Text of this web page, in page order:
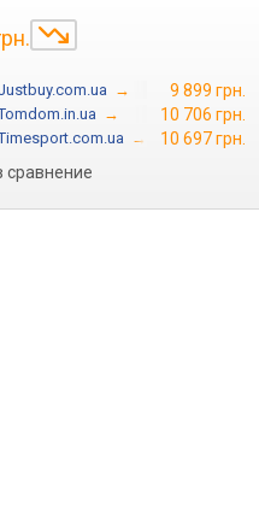
→ 9 899 грн.
→ 10 706 грн.
→
10 697 грн.
сравнение